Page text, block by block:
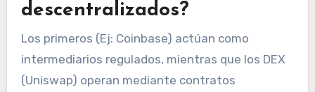
descentralizados?
Los primeros (Ej: Coinbase) actúan como
intermediarios regulados, mientras que los DEX
(Uniswap) operan mediante contratos